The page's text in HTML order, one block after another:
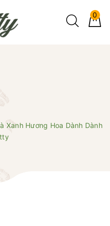
0
Xanh Hương Hoa Dành Dành